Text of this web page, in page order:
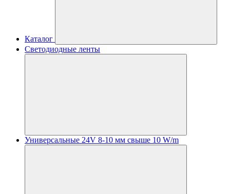
Каталог
Светодиодные ленты
Универсальные 24V 8-10 мм свыше 10 W/m